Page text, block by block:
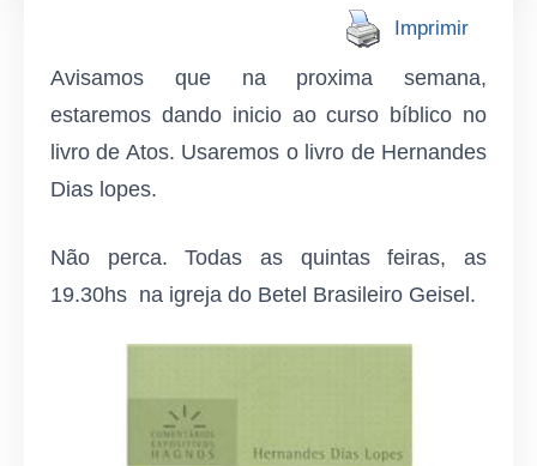
Imprimir
Avisamos que na proxima semana,
estaremos dando inicio ao curso bíblico no
livro de Atos. Usaremos o livro de Hernandes
Dias lopes.
Não perca. Todas as quintas feiras, as
19.30hs na igreja do Betel Brasileiro Geisel.